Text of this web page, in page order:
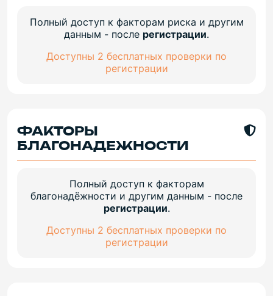
Полный доступ к факторам риска и другим
данным - после регистрации.
Доступны 2 бесплатных проверки по
регистрации
ФАКТОРЫ
БЛАГОНАДЕЖНОСТИ
Полный доступ к факторам
благонадёжности и другим данным - после
регистрации.
Доступны 2 бесплатных проверки по
регистрации